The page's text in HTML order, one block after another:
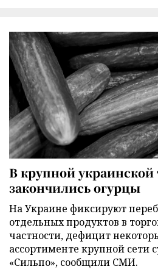
В крупной украинской
закончились огурцы
На Украине фиксируют
отдельных продуктов в
частности, дефицит
ассортименте крупной сети
«Сильпо», сообщили СМИ.